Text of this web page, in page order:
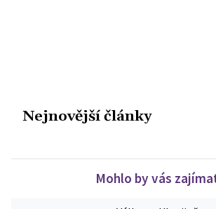
Nejnovější články
Mohlo by vás